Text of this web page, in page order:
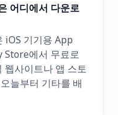
어디에서 다운로
기기용 App
에서 무료로
웹사이트나 앱 스토
늘부터 기타를 배